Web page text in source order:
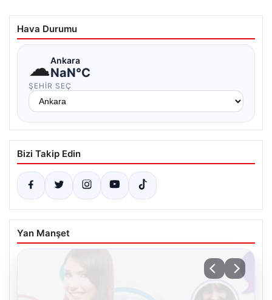
Hava Durumu
☁Ankara
NaN°C
ŞEHIR SEÇ
Bizi Takip Edin
Yan Manşet